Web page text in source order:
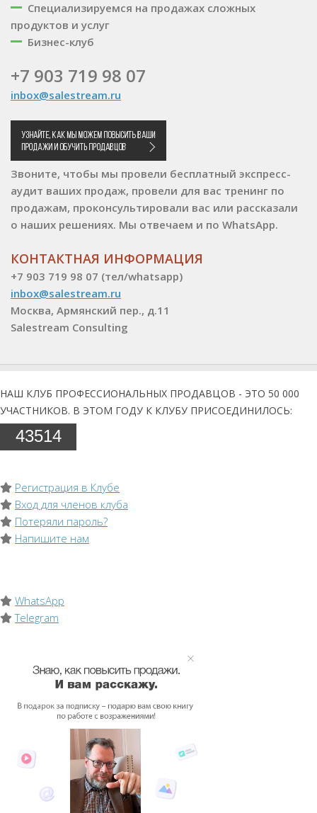
Специализируемся на продажах сложных
продуктов и услуг
Бизнес-клуб
+7 903 719 98 07
inbox@salestream.ru
Звоните, чтобы мы провели бесплатный экспресс-
аудит ваших продаж, провели для вас тренинг по
продажам, проконсультировали вас или рассказали
о наших решениях. Мы отвечаем и по WhatsApp.
КОНТАКТНАЯ ИНФОРМАЦИЯ
+7 903 719 98 07 (тел/whatsapp)
inbox@salestream.ru
Москва, Армянский пер., д.11
Salestream Consulting
НАШ КЛУБ ПРОФЕССИОНАЛЬНЫХ ПРОДАВЦОВ - ЭТО 50 000
УЧАСТНИКОВ. В ЭТОМ ГОДУ К КЛУБУ ПРИСОЕДИНИЛОСЬ:
43514
Регистрация в Клубе
Вход для членов клуба
Потеряли пароль?
Напишите нам
WhatsApp
Telegram